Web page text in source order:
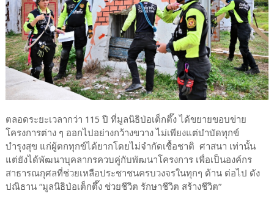
ตลอดระยะเวลากว่า 115 ปี ที่มูลนิธิป่อเต็กตึ๊ง ได้ขยายขอบข่าย
โครงการต่าง ๆ ออกไปอย่างกว้างขวาง ไม่เพียงแต่บำบัดทุกข์
บำรุงสุข แก่ผู้ตกทุกข์ได้ยากโดยไม่จำกัดเชื้อชาติ ศาสนา เท่านั้น
แต่ยังได้พัฒนาบุคลากรควบคู่กับพัฒนาโครงการ เพื่อเป็นองค์กร
สาธารณกุศลที่ช่วยเหลือประชาชนครบวงจรในทุกๆ ด้าน ต่อไป ดัง
ปณิธาน “มูลนิธิป่อเต็กตึ๊ง ช่วยชีวิต รักษาชีวิต สร้างชีวิต”